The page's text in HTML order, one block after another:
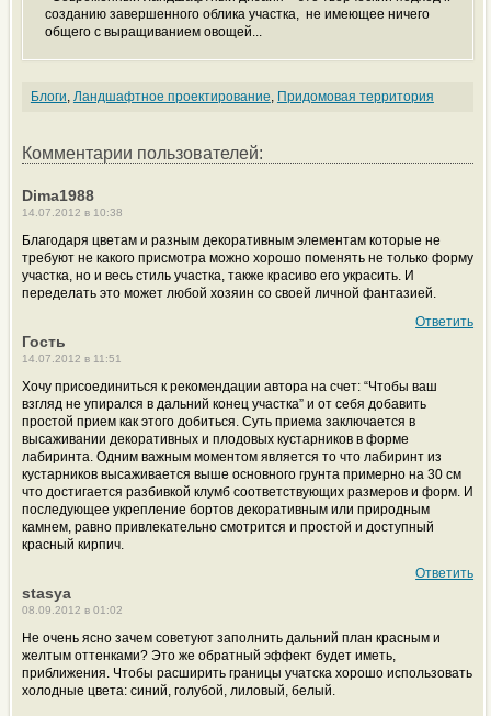
созданию завершенного облика участка, не имеющее ничего
общего с выращиванием овощей...
Блоги, Ландшафтное проектирование, Придомовая территория
Комментарии пользователей:
Dima1988
14.07.2012 в 10:38
Благодаря цветам и разным декоративным элементам которые не
требуют не какого присмотра можно хорошо поменять не только форму
участка, но и весь стиль участка, также красиво его украсить. И
переделать это может любой хозяин со своей личной фантазией.
Ответить
Гость
14.07.2012 в 11:51
Хочу присоединиться к рекомендации автора на счет: “Чтобы ваш
взгляд не упирался в дальний конец участка” и от себя добавить
простой прием как этого добиться. Суть приема заключается в
высаживании декоративных и плодовых кустарников в форме
лабиринта. Одним важным моментом является то что лабиринт из
кустарников высаживается выше основного грунта примерно на 30 см
что достигается разбивкой клумб соответствующих размеров и форм. И
последующее укрепление бортов декоративным или природным
камнем, равно привлекательно смотрится и простой и доступный
красный кирпич.
Ответить
stasya
08.09.2012 в 01:02
Не очень ясно зачем советуют заполнить дальний план красным и
желтым оттенками? Это же обратный эффект будет иметь,
приближения. Чтобы расширить границы учатска хорошо использовать
холодные цвета: синий, голубой, лиловый, белый.